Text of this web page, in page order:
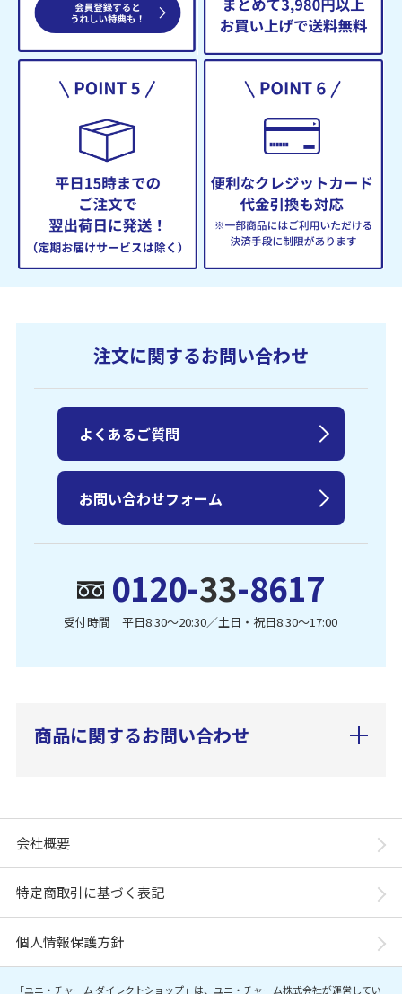
注文に関するお問い合わせ
0120-33-8617
受付時間 平日8:30〜20:30／土日・祝日8:30〜17:00
よくあるご質問
お問い合わせフォーム
商品に関するお問い合わせ
会社概要
特定商取引に基づく表記
個人情報保護方針
「ユニ・チャーム ダイレクトショップ」は、ユニ・チャーム株式会社が運営してい